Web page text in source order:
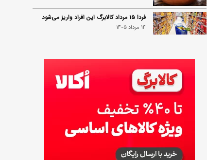
فردا ۱۵ مرداد کالابرگ این افراد واریز می‌شود
14 مرداد 1405
زمان شارژ کالابرگ تغییر کرد؛ جزئیات برنامه
جدید واریز اعتبار در مرداد
14 مرداد 1405
توصیه‌های مهم برای دفع انواع حشرات در خانه
14 مرداد 1405
طرز تهیه آلبالو شور خانگی؛ خوش‌رنگ و بدون
کپک